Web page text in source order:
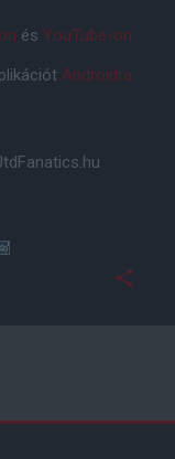
és YouTube-on
Androidra